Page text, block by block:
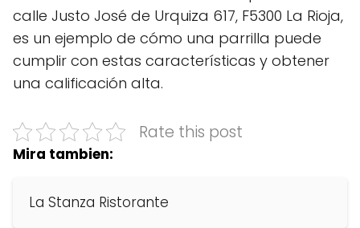
calle Justo José de Urquiza 617, F5300 La Rioja,
es un ejemplo de cómo una parrilla puede
cumplir con estas características y obtener
una calificación alta.
Rate this post
Mira tambien:
La Stanza Ristorante